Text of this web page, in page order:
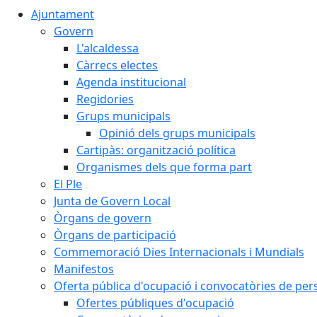
Ajuntament
Govern
L'alcaldessa
Càrrecs electes
Agenda institucional
Regidories
Grups municipals
Opinió dels grups municipals
Cartipàs: organització política
Organismes dels que forma part
El Ple
Junta de Govern Local
Òrgans de govern
Òrgans de participació
Commemoració Dies Internacionals i Mundials
Manifestos
Oferta pública d'ocupació i convocatòries de
Ofertes públiques d'ocupació